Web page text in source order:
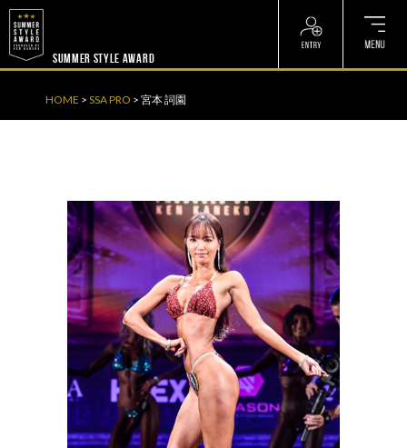
SUMMER STYLE AWARD
HOME > SSA PRO > 宮本 詞園